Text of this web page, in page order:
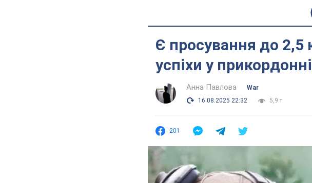
Є просування до 2,5
успіхи у
Анна Павлова
War
16.08.2025 22:32
5,9 т.
201